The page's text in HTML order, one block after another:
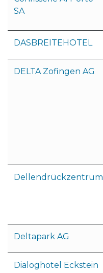
SA
DASBREITEHOTEL
DELTA Zofingen AG
Dellendrückzentrum
Deltapark AG
Dialoghotel Eckstein